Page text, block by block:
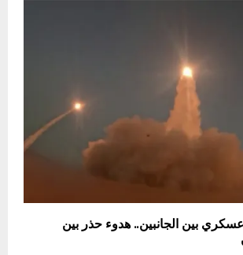
بين الجانبين.. هدوء حذر بين